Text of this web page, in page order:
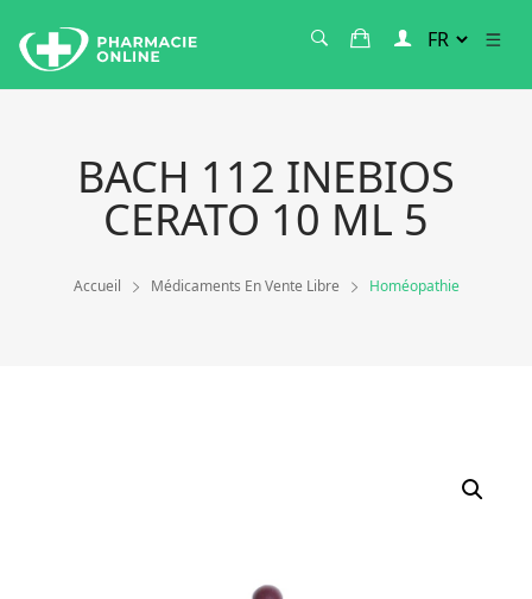
BACH 112 INEBIOS
CERATO 10 ML 5
Accueil Médicaments En Vente Libre Homéopathie